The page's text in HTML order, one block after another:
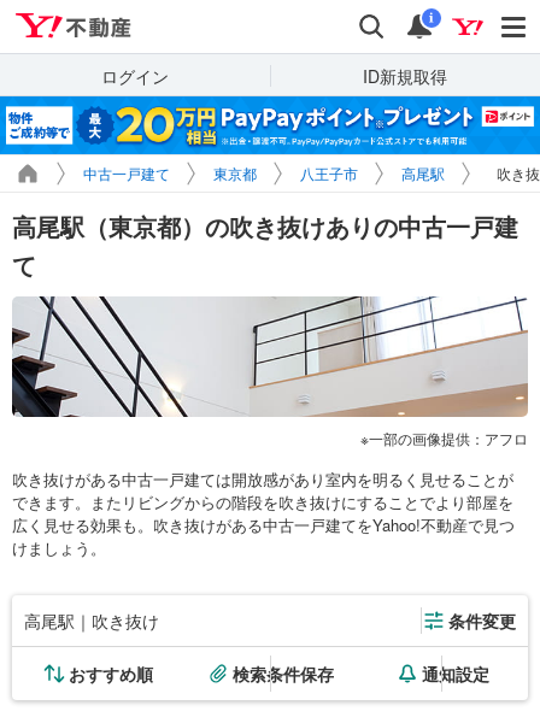
検索 通知
i
ログイン ID新規取得
中古一戸建て 東京都 八王子市 高尾駅 吹き
高尾駅（東京都）の吹き抜けありの中古一戸建
て
一部の画像提供：アフロ
吹き抜けがある中古一戸建ては開放感があり室内を明るく見せることが
できます。またリビングからの階段を吹き抜けにすることでより部屋を
広く見せる効果も。吹き抜けがある中古一戸建てをYahoo!不動産で見つ
けましょう。
高尾駅｜吹き抜け 条件変更
おすすめ順 検索条件保存 通知設定